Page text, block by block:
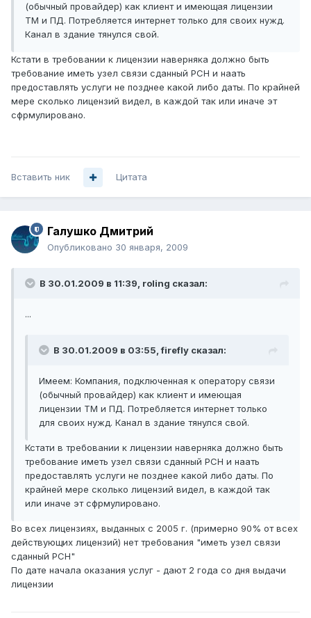
(обычный провайдер) как клиент и имеющая лицензии
ТМ и ПД. Потребляется интернет только для своих нужд.
Канал в здание тянулся свой.
Кстати в требовании к лицензии наверняка должно быть
требование иметь узел связи сданный РСН и наать
предоставлять услуги не позднее какой либо даты. По крайней
мере сколько лицензий видел, в каждой так или иначе эт
сфрмулировано.
Вставить ник Цитата
Галушко Дмитрий
Опубликовано 30 января, 2009
В 30.01.2009 в 11:39, roling сказал:
...
В 30.01.2009 в 03:55, firefly сказал:
Имеем: Компания, подключенная к оператору связи
(обычный провайдер) как клиент и имеющая
лицензии ТМ и ПД. Потребляется интернет только
для своих нужд. Канал в здание тянулся свой.
Кстати в требовании к лицензии наверняка должно быть
требование иметь узел связи сданный РСН и наать
предоставлять услуги не позднее какой либо даты. По
крайней мере сколько лицензий видел, в каждой так
или иначе эт сфрмулировано.
Во всех лицензиях, выданных с 2005 г. (примерно 90% от всех
действующих лицензий) нет требования "иметь узел связи
сданный РСН"
По дате начала оказания услуг - дают 2 года со дня выдачи
лицензии